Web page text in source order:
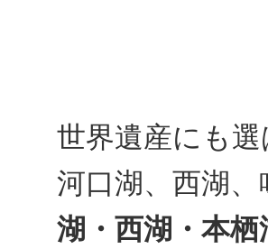
世界遺産にも
河口湖、西湖
湖・西湖・本栖